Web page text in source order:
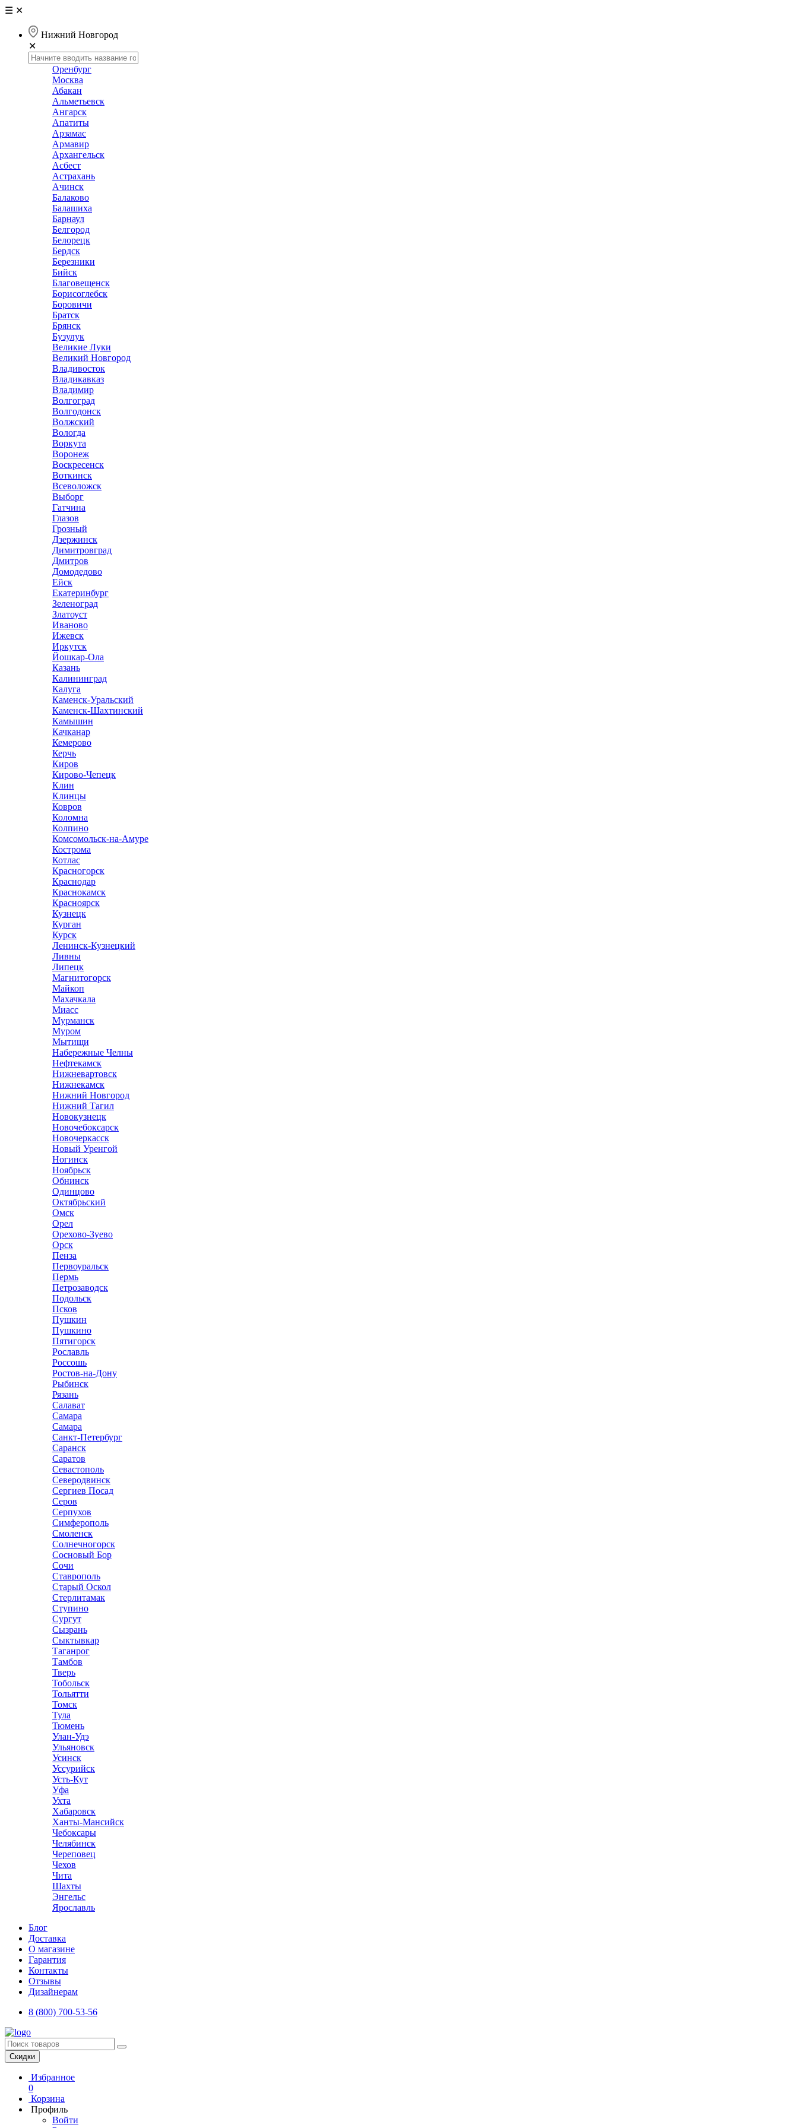
☰ ✕
Нижний Новгород
✕
Оренбург
Москва
Абакан
Альметьевск
Ангарск
Апатиты
Арзамас
Армавир
Архангельск
Асбест
Астрахань
Ачинск
Балаково
Балашиха
Барнаул
Белгород
Белорецк
Бердск
Березники
Бийск
Благовещенск
Борисоглебск
Боровичи
Братск
Брянск
Бузулук
Великие Луки
Великий Новгород
Владивосток
Владикавказ
Владимир
Волгоград
Волгодонск
Волжский
Вологда
Воркута
Воронеж
Воскресенск
Воткинск
Всеволожск
Выборг
Гатчина
Глазов
Грозный
Дзержинск
Димитровград
Дмитров
Домодедово
Ейск
Екатеринбург
Зеленоград
Златоуст
Иваново
Ижевск
Иркутск
Йошкар-Ола
Казань
Калининград
Калуга
Каменск-Уральский
Каменск-Шахтинский
Камышин
Качканар
Кемерово
Керчь
Киров
Кирово-Чепецк
Клин
Клинцы
Ковров
Коломна
Колпино
Комсомольск-на-Амуре
Кострома
Котлас
Красногорск
Краснодар
Краснокамск
Красноярск
Кузнецк
Курган
Курск
Ленинск-Кузнецкий
Ливны
Липецк
Магнитогорск
Майкоп
Махачкала
Миасс
Мурманск
Муром
Мытищи
Набережные Челны
Нефтекамск
Нижневартовск
Нижнекамск
Нижний Новгород
Нижний Тагил
Новокузнецк
Новочебоксарск
Новочеркасск
Новый Уренгой
Ногинск
Ноябрьск
Обнинск
Одинцово
Октябрьский
Омск
Орел
Орехово-Зуево
Орск
Пенза
Первоуральск
Пермь
Петрозаводск
Подольск
Псков
Пушкин
Пушкино
Пятигорск
Рославль
Россошь
Ростов-на-Дону
Рыбинск
Рязань
Салават
Самара
Самара
Санкт-Петербург
Саранск
Саратов
Севастополь
Северодвинск
Сергиев Посад
Серов
Серпухов
Симферополь
Смоленск
Солнечногорск
Сосновый Бор
Сочи
Ставрополь
Старый Оскол
Стерлитамак
Ступино
Сургут
Сызрань
Сыктывкар
Таганрог
Тамбов
Тверь
Тобольск
Тольятти
Томск
Тула
Тюмень
Улан-Удэ
Ульяновск
Усинск
Уссурийск
Усть-Кут
Уфа
Ухта
Хабаровск
Ханты-Мансийск
Чебоксары
Челябинск
Череповец
Чехов
Чита
Шахты
Энгельс
Ярославль
Блог
Доставка
О магазине
Гарантия
Контакты
Отзывы
Дизайнерам
8 (800) 700-53-56
Скидки
Избранное
0
Корзина
Профиль
Войти